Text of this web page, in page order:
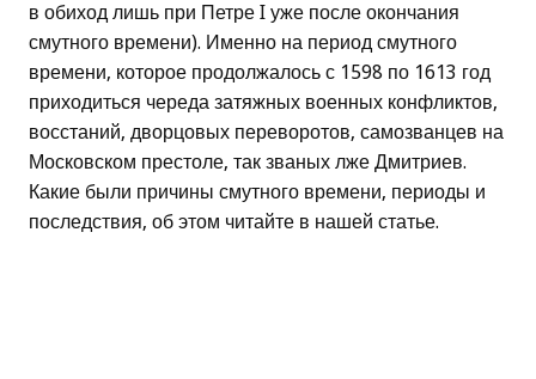
в обиход лишь при Петре I уже после окончания
смутного времени). Именно на период смутного
времени, которое продолжалось с 1598 по 1613 год
приходиться череда затяжных военных конфликтов,
восстаний, дворцовых переворотов, самозванцев на
Московском престоле, так званых лже Дмитриев.
Какие были причины смутного времени, периоды и
последствия, об этом читайте в нашей статье.